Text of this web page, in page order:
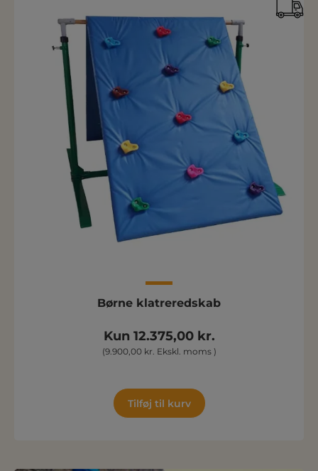
Børne klatreredskab
Kun 12.375,00 kr.
(9.900,00 kr. Ekskl. moms )
Tilføj til kurv